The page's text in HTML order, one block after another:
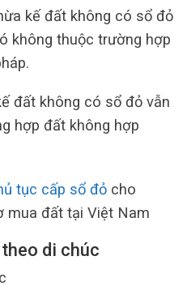
kế đất không có sổ đỏ
không thuộc trường hợp
đất không có sổ đỏ vẫn
hợp đất không hợp
tục cấp sổ đỏ cho
mua đất tại Việt Nam
di chúc